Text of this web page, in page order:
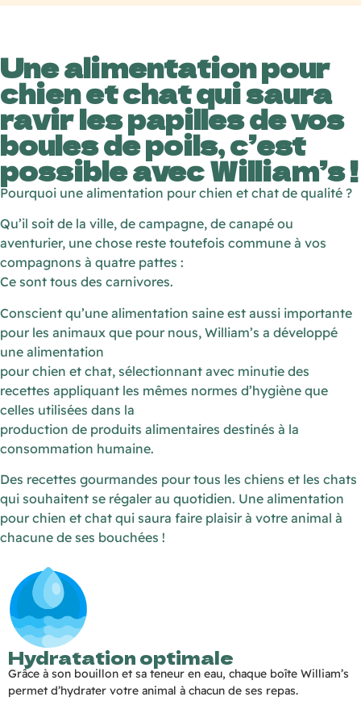
Une alimentation pour
chien et chat qui saura
ravir les papilles de vos
boules de poils, c’est
possible avec William’s !
Pourquoi une alimentation pour chien et chat de qualité ?
Qu’il soit de la ville, de campagne, de canapé ou
aventurier, une chose reste toutefois commune à vos
compagnons à quatre pattes :
Ce sont tous des carnivores.
Conscient qu’une alimentation saine est aussi importante
pour les animaux que pour nous, William’s a développé
une alimentation
pour chien et chat, sélectionnant avec minutie des
recettes appliquant les mêmes normes d’hygiène que
celles utilisées dans la
production de produits alimentaires destinés à la
consommation humaine.
Des recettes gourmandes pour tous les chiens et les chats
qui souhaitent se régaler au quotidien. Une alimentation
pour chien et chat qui saura faire plaisir à votre animal à
chacune de ses bouchées !
Hydratation optimale
Grâce à son bouillon et sa teneur en eau, chaque boîte William’s
permet d’hydrater votre animal à chacun de ses repas.